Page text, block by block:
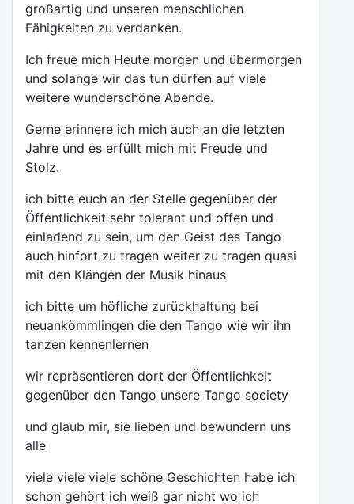
großartig und unseren menschlichen
Fähigkeiten zu verdanken.
Ich freue mich Heute morgen und übermorgen
und solange wir das tun dürfen auf viele
weitere wunderschöne Abende.
Gerne erinnere ich mich auch an die letzten
Jahre und es erfüllt mich mit Freude und
Stolz.
ich bitte euch an der Stelle gegenüber der
Öffentlichkeit sehr tolerant und offen und
einladend zu sein, um den Geist des Tango
auch hinfort zu tragen weiter zu tragen quasi
mit den Klängen der Musik hinaus
ich bitte um höfliche zurückhaltung bei
neuankömmlingen die den Tango wie wir ihn
tanzen kennenlernen
wir repräsentieren dort der Öffentlichkeit
gegenüber den Tango unsere Tango society
und glaub mir, sie lieben und bewundern uns
alle
viele viele viele schöne Geschichten habe ich
schon gehört ich weiß gar nicht wo ich